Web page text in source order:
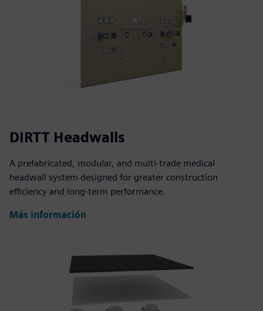
DIRTT Headwalls
A prefabricated, modular, and multi-trade medical
headwall system designed for greater construction
efficiency and long-term performance.
Más información